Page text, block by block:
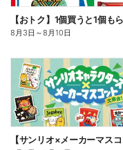
8月3日 ～8月10日